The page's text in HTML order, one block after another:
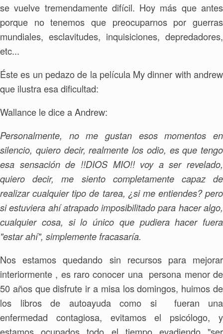
se vuelve tremendamente difícil. Hoy más que antes
porque no tenemos que preocuparnos por guerras
mundiales, esclavitudes, inquisiciones, depredadores,
etc...
Éste es un pedazo de la película My dinner with andrew
que ilustra esa dificultad:
Wallance le dice a Andrew:
Personalmente, no me gustan esos momentos en
silencio, quiero decir, realmente los odio, es que tengo
esa sensación de !!DIOS MIO!! voy a ser revelado,
quiero decir, me siento completamente capaz de
realizar cualquier tipo de tarea, ¿si me entiendes? pero
si estuviera ahíatrapadoimposibilitado para hacer algo,
cualquier cosa, si lo único que pudiera hacer fuera
"estar ahí", simplemente fracasaría.
Nos estamos quedando sin recursos para mejorar
interiormente , es raro conocer una persona menor de
50 años que disfrute ir a misa los domingos, huimos de
los libros de autoayuda como si fueran una
enfermedad contagiosa, evitamos el psicólogo, y